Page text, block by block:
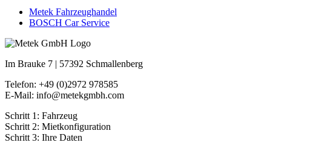
Metek Fahrzeughandel
BOSCH Car Service
Im Brauke 7 | 57392 Schmallenberg
Telefon: +49 (0)2972 978585
E-Mail: info@metekgmbh.com
Schritt 1: Fahrzeug
Schritt 2: Mietkonfiguration
Schritt 3: Ihre Daten